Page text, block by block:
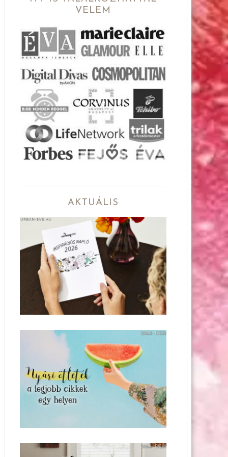
VELEM
AKTUÁLIS